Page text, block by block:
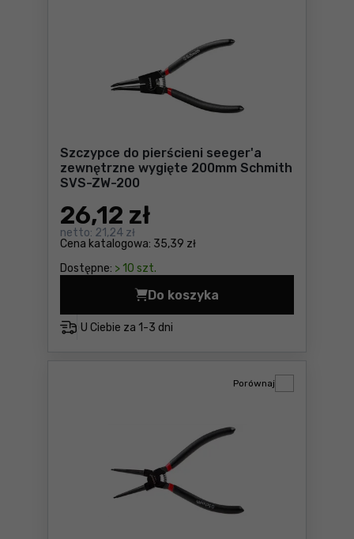
Szczypce do pierścieni seeger'a
zewnętrzne wygięte 200mm Schmith
SVS-ZW-200
Cena katalogowa: 35,39 zł
26,12 zł
netto: 21,24 zł
Dostępne: > 10 szt.
U Ciebie za 1-3 dni
Do koszyka
Szczypce do pierścieni
Porównaj